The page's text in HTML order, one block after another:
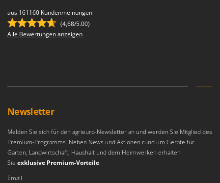
aus 161160 Kundenmeinungen
(4,68/5.00)
Alle Bewertungen anzeigen
Newsletter
Melden Sie sich für den agrieuro-Newsletter an und werden Sie Mitglied des
Premium-Programms. Neben News und Aktionen rund um Geräte für
Garten, Landwirtschaft, Haushalt und dem Heimwerken erhalten
Sie exklusive Premium-Vorteile.
Email